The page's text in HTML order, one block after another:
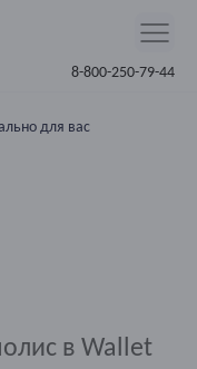
8-800-250-79-44
для вас
в Wallet